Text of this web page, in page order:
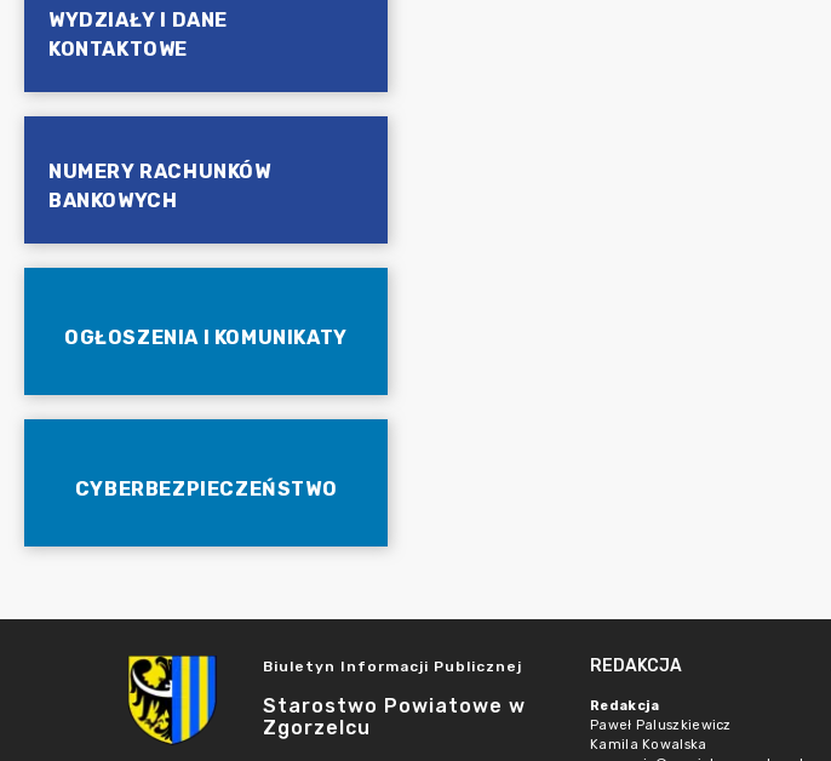
WYDZIAŁY I DANE
KONTAKTOWE
NUMERY RACHUNKÓW
BANKOWYCH
OGŁOSZENIA I KOMUNIKATY
CYBERBEZPIECZEŃSTWO
Biuletyn Informacji Publicznej
Starostwo Powiatowe w
Zgorzelcu
REDAKCJA
Redakcja
Paweł Paluszkiewicz
Kamila Kowalska